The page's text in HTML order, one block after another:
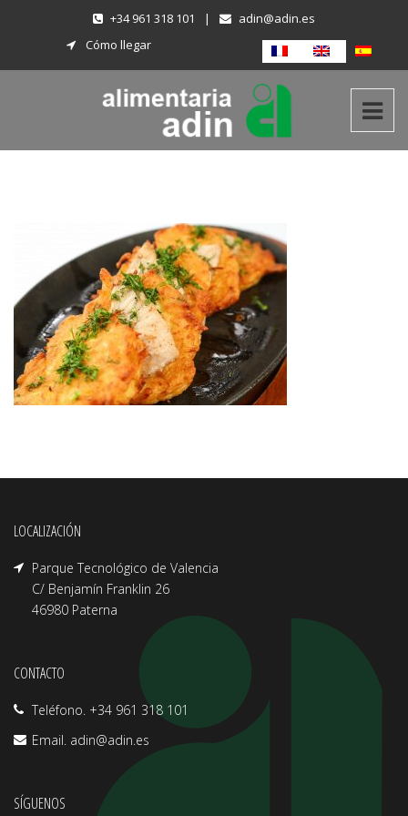
+34 961 318 101 |
adin@adin.es
Cómo llegar
LOCALIZACIÓN
Parque Tecnológico de Valencia
C/ Benjamín Franklin 26
46980 Paterna
CONTACTO
Teléfono. +34 961 318 101
Email. adin@adin.es
SÍGUENOS